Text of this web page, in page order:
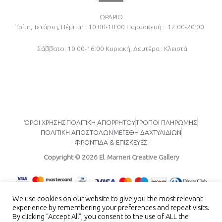
k
t
g
r
a
ΩΡΑΡΙΟ
Τρίτη, Τετάρτη, Πέμπτη : 10:00-18:00 Παρασκευή : 12:00-20:00
Σάββατο: 10:00-16:00 Κυριακή, Δευτέρα : Κλειστά
ΌΡΟΙ ΧΡΗΣΗΣΠΟΛΙΤΙΚΗ ΑΠΟΡΡΗΤΟΥΤΡΟΠΟΙ ΠΛΗΡΩΜΗΣ
ΠΟΛΙΤΙΚΗ ΑΠΟΣΤΟΛΩΝΜΕΓΕΘΗ ΔΑΧΤΥΛΙΔΙΩΝ
ΦΡΟΝΤΙΔΑ & ΕΠΙΣΚΕΥΕΣ
Copyright © 2026 El. Marneri Creative Gallery
We use cookies on our website to give you the most relevant
experience by remembering your preferences and repeat visits.
By clicking “Accept All”, you consent to the use of ALL the